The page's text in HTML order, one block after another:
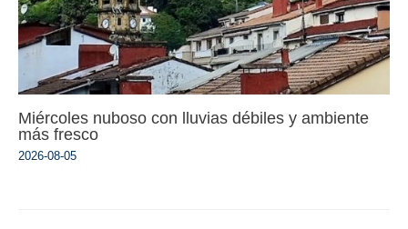
Miércoles nuboso con lluvias débiles y ambiente
más fresco
2026-08-05